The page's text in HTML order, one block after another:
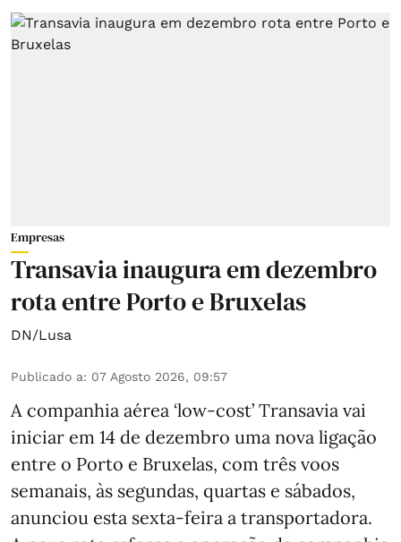
Empresas
Transavia inaugura em dezembro
rota entre Porto e Bruxelas
DN/Lusa
Publicado a: 07 Agosto 2026, 09:57
A companhia aérea ‘low-cost’ Transavia vai
iniciar em 14 de dezembro uma nova ligação
entre o Porto e Bruxelas, com três voos
semanais, às segundas, quartas e sábados,
anunciou esta sexta-feira a transportadora.